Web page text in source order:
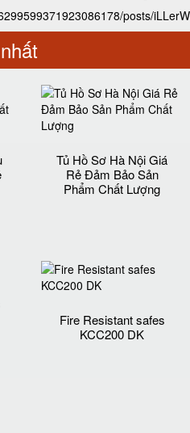
posts/
Tủ Hồ Sơ Hà Nội Giá
Rẻ Đảm Bảo Sản
Phẩm Chất Lượng‎
Fire Resistant safes
KCC200 DK